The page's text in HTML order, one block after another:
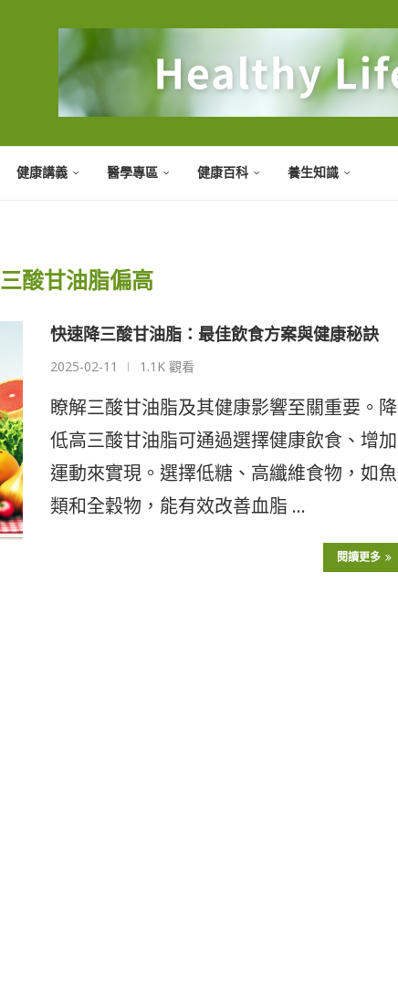
健康講義 醫學專區 健康百科 養生知識
三酸甘油脂偏高
快速降三酸甘油脂：最佳飲食方案與健康秘訣
2025-02-11 1.1K 觀看
瞭解三酸甘油脂及其健康影響至關重要。降
低高三酸甘油脂可通過選擇健康飲食、增加
運動來實現。選擇低糖、高纖維食物，如魚
類和全穀物，能有效改善血脂 …
閱讀更多